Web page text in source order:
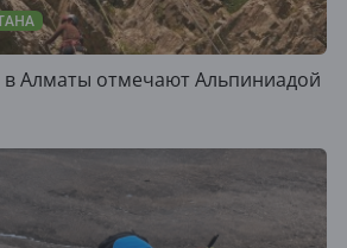
Алматы отмечают Альпиниадой